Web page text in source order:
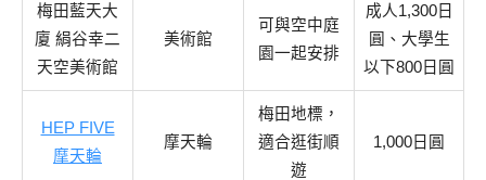
梅田藍天大
廈 絹谷幸二
天空美術館
美術館
可與空中庭
園一起安排
成人1,300日
圓、大學生
以下800日圓
HEP FIVE
摩天輪
摩天輪
梅田地標，
適合逛街順
遊
1,000日圓